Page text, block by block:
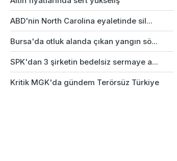
ABD'nin North Carolina eyaletinde sil...
Bursa'da otluk alanda çıkan yangın sö...
SPK'dan 3 şirketin bedelsiz sermaye a...
Kritik MGK'da gündem Terörsüz Türkiye